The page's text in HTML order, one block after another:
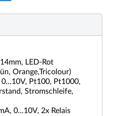
LED-Rot
Orange,Tricolour)
0...10V, Pt100, Pt1000,
Stromschleife,
0...10V, 2x Relais